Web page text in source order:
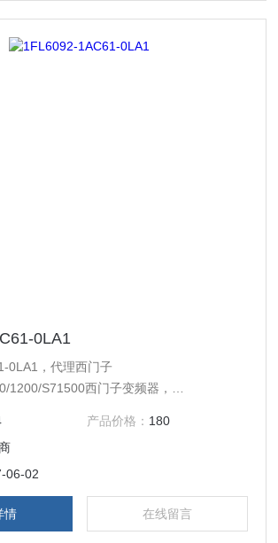
0LA1
0LA1，代理西门子
1200/S71500西门子变频器，
摸屏，西门子软启动器，西门子低压产品，
西门子传动，西门子楼宇，西门子工控系列
买的产品，保证*，假一罚十，质保一年。
损坏，可免费维修，
产品价格： 180
06-02
情 在线留言